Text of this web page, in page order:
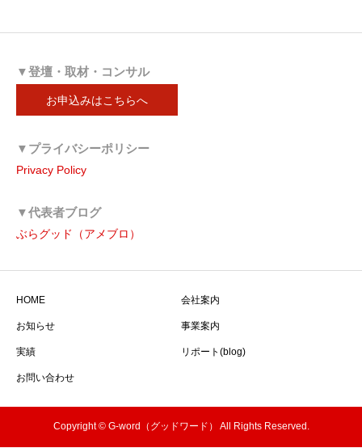
▼登壇・取材・コンサル
お申込みはこちらへ
▼プライバシーポリシー
Privacy Policy
▼代表者ブログ
ぶらグッド（アメブロ）
HOME 会社案内
お知らせ 事業案内
実績 リポート(blog)
お問い合わせ
Copyright © G-word（グッドワード） All Rights Reserved.